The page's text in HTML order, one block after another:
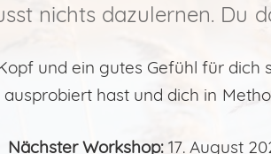
nichts dazulernen. Du
und ein gutes Gefühl für
hast und dich in
Nächster Workshop:17. August